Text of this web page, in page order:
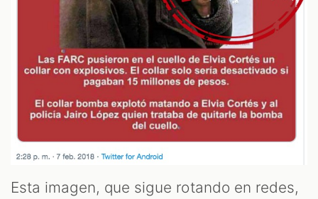
Esta imagen, que sigue rotando en redes,